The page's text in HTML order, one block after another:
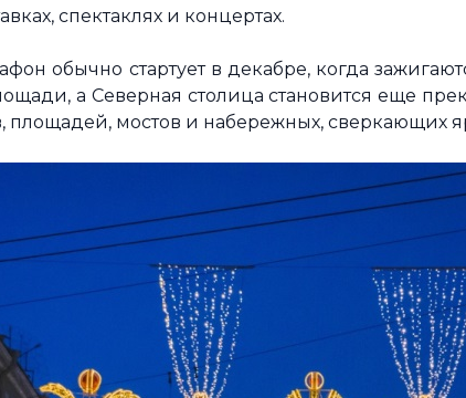
спектаклях и концертах.
обычно стартует в декабре, когда
а Северная столица становится еще
площадей, мостов и набережных, сверкающих